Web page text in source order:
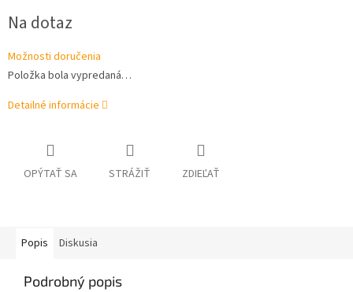
cena:
Na dotaz
Možnosti doručenia
Položka bola vypredaná…
Detailné informácie
OPÝTAŤ SA STRÁŽIŤ ZDIEĽAŤ
Popis Diskusia
Podrobný popis